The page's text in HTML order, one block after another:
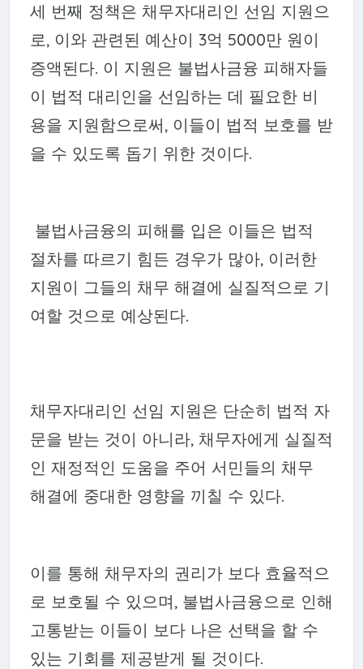
세 번째 정책은 채무자대리인 선임 지원으
로, 이와 관련된 예산이 3억 5000만 원이
증액된다. 이 지원은 불법사금융 피해자들
이 법적 대리인을 선임하는 데 필요한 비
용을 지원함으로써, 이들이 법적 보호를 받
을 수 있도록 돕기 위한 것이다.
불법사금융의 피해를 입은 이들은 법적
절차를 따르기 힘든 경우가 많아, 이러한
지원이 그들의 채무 해결에 실질적으로 기
여할 것으로 예상된다.
채무자대리인 선임 지원은 단순히 법적 자
문을 받는 것이 아니라, 채무자에게 실질적
인 재정적인 도움을 주어 서민들의 채무
해결에 중대한 영향을 끼칠 수 있다.
이를 통해 채무자의 권리가 보다 효율적으
로 보호될 수 있으며, 불법사금융으로 인해
고통받는 이들이 보다 나은 선택을 할 수
있는 기회를 제공받게 될 것이다.